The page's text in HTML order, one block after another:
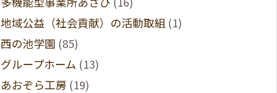
地域公益（社会貢献）の活動取組 (1)
西の池学園 (85)
グループホーム (13)
あおぞら工房 (19)